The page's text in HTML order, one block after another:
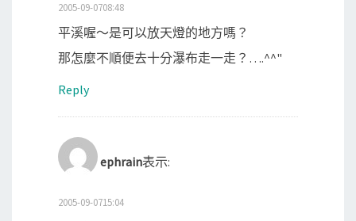
2005-09-0708:48
平溪喔～是可以放天燈的地方嗎？
那怎麼不順便去十分瀑布走一走？….^^"
Reply
ephrain表示:
2005-09-0715:04